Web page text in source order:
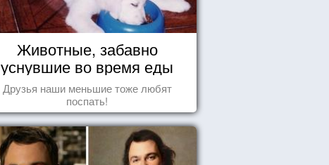
Животные, забавно
уснувшие во время еды
Друзья наши меньшие тоже любят
поспать!